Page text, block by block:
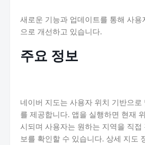
새로운 기능과 업데이트를 통해 사용
으로 개선하고 있습니다.
주요 정보
네이버 지도는 사용자 위치 기반으로
를 제공합니다. 앱을 실행하면 현재
시되며 사용자는 원하는 지역을 직접
보를 확인할 수 있습니다. 상세 지도